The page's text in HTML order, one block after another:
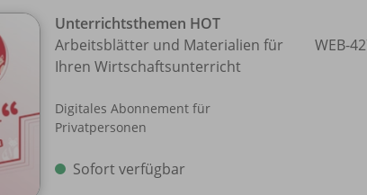
Unterrichtsthemen HOT
Arbeitsblätter und Materialien für
Ihren Wirtschaftsunterricht
Digitales Abonnement für
Privatpersonen
Sofort verfügbar
WEB-